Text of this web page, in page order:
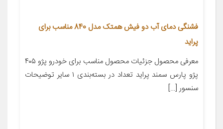
فشنگی دمای آب دو فیش همتک مدل 840 مناسب برای
پراید
معرفی محصول جزئیات محصول مناسب برای خودرو پژو ۴۰۵
پژو پارس سمند پراید تعداد در بسته‌بندی ۱ سایر توضیحات
سنسور […]